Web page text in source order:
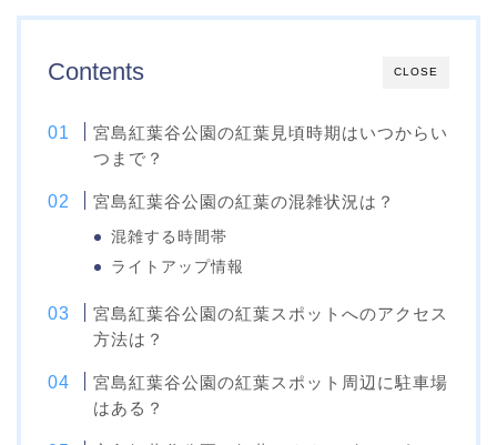
CLOSE
Contents
宮島紅葉谷公園の紅葉見頃時期はいつからい
つまで？
宮島紅葉谷公園の紅葉の混雑状況は？
混雑する時間帯
ライトアップ情報
宮島紅葉谷公園の紅葉スポットへのアクセス
方法は？
宮島紅葉谷公園の紅葉スポット周辺に駐車場
はある？